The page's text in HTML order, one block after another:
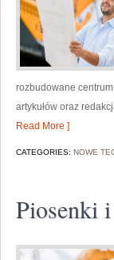
rozbudowane
artykułów oraz
Read More ]
CATEGORIES: NOWE
Piosenki